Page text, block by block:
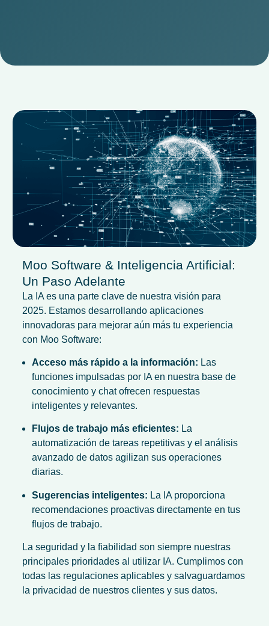
Moo Software & Inteligencia Artificial:
Un Paso Adelante
La IA es una parte clave de nuestra visión para
2025. Estamos desarrollando aplicaciones
innovadoras para mejorar aún más tu experiencia
con Moo Software:
Acceso más rápido a la información: Las
funciones impulsadas por IA en nuestra base de
conocimiento y chat ofrecen respuestas
inteligentes y relevantes.
Flujos de trabajo más eficientes: La
automatización de tareas repetitivas y el análisis
avanzado de datos agilizan sus operaciones
diarias.
Sugerencias inteligentes: La IA proporciona
recomendaciones proactivas directamente en tus
flujos de trabajo.
La seguridad y la fiabilidad son siempre nuestras
principales prioridades al utilizar IA. Cumplimos con
todas las regulaciones aplicables y salvaguardamos
la privacidad de nuestros clientes y sus datos.